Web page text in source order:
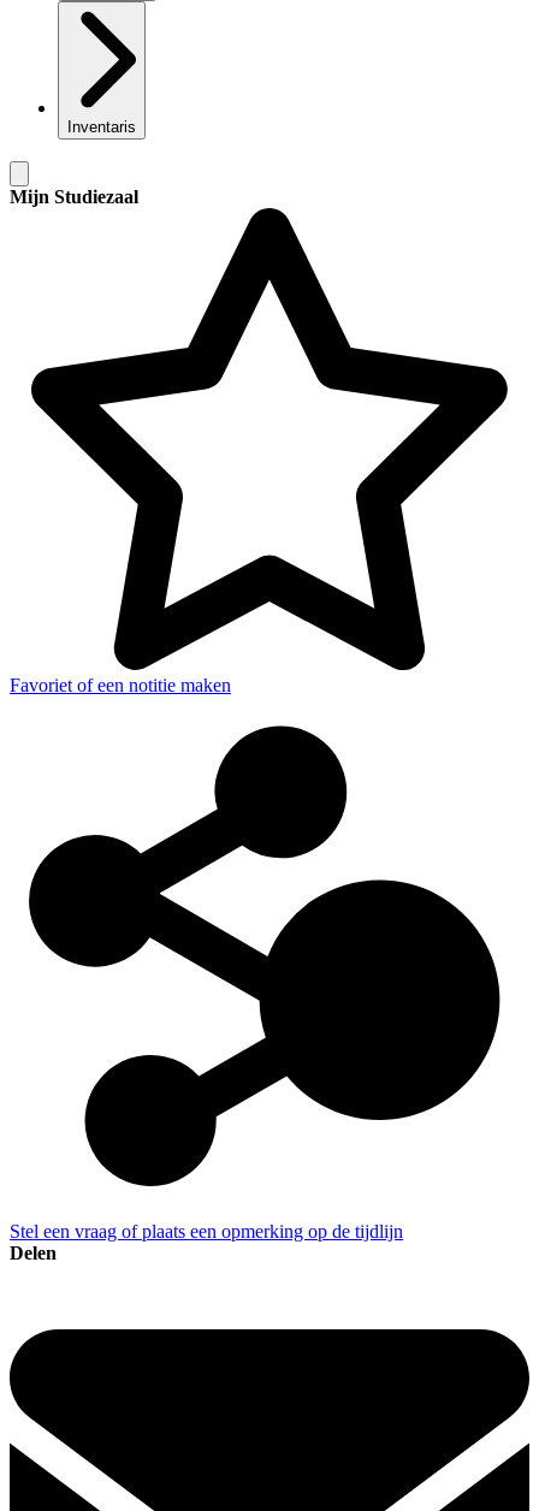
Inventaris
Mijn Studiezaal
Favoriet of een notitie maken
Stel een vraag of plaats een opmerking op de tijdlijn
Delen